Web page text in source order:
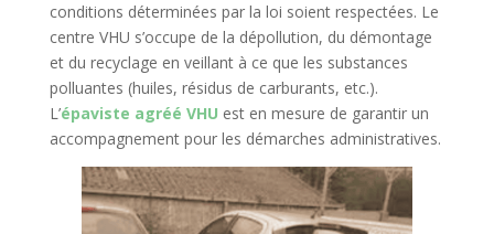
conditions déterminées par la loi soient respectées. Le
centre VHU s’occupe de la dépollution, du démontage
et du recyclage en veillant à ce que les substances
polluantes (huiles, résidus de carburants, etc.).
L’épaviste agréé VHU est en mesure de garantir un
accompagnement pour les démarches administratives.